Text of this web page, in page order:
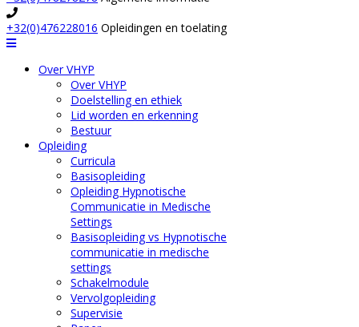
+32(0)476228016 Opleidingen en toelating
Navigation
Over VHYP
Over VHYP
Doelstelling en ethiek
Lid worden en erkenning
Bestuur
Opleiding
Curricula
Basisopleiding
Opleiding Hypnotische
Communicatie in Medische
Settings
Basisopleiding vs Hypnotische
communicatie in medische
settings
Schakelmodule
Vervolgopleiding
Supervisie